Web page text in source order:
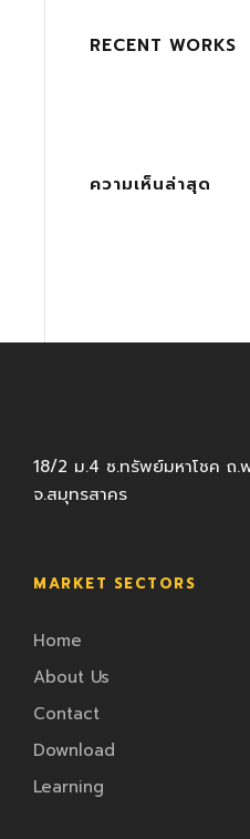
RECENT WORKS
ความเห็นล่าสุด
18/2 ม.4 ซ.ทรัพย์มหาโชค ถ.
จ.สมุทรสาคร
MARKET SECTORS
Home
About Us
Contact
Download
Learning